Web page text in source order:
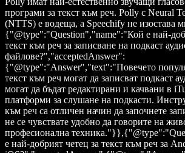
програми за текст към реч. Polly с Neural
(NTTS) е водеща, а Speechify не изостава
{"@type":"Question","name":"Кой е най-
текст към реч за записване на подкаст
файлове?","acceptedAnswer":
{"@type":"Answer","text":"Повечето
текст към реч могат да записват подкаст
могат да бъдат редактирани и качвани в
платформи за слушане на подкасти.
към реч са отличен начин да започнете
не се чувствате удобно да говорите на
професионална
е най-добрият четец за текст към реч за